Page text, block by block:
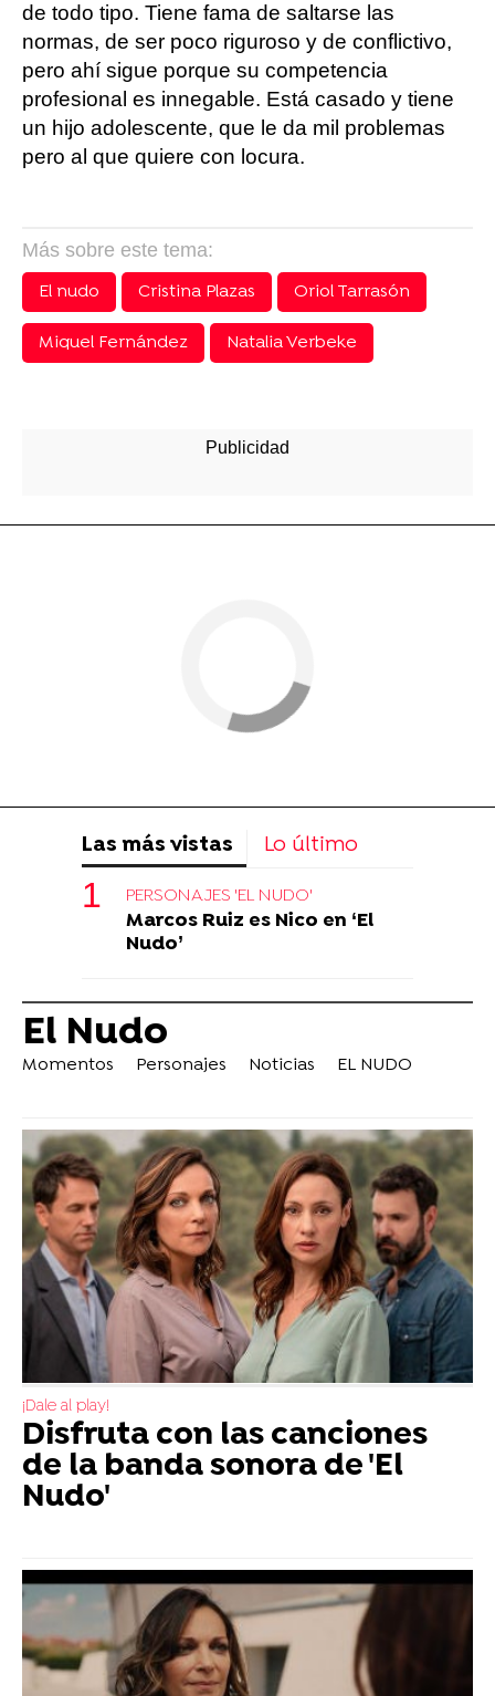
de todo tipo. Tiene fama de saltarse las
normas, de ser poco riguroso y de conflictivo,
pero ahí sigue porque su competencia
profesional es innegable. Está casado y tiene
un hijo adolescente, que le da mil problemas
pero al que quiere con locura.
Más sobre este tema:
El nudo
Cristina Plazas Oriol Tarrasón
Miquel Fernández Natalia Verbeke
Las más vistas Lo último
PERSONAJES 'EL NUDO'
Marcos Ruiz es Nico en ‘El
Nudo’
El Nudo
Momentos Personajes Noticias EL NUDO
¡Dale al play!
Disfruta con las canciones
de la banda sonora de 'El
Nudo'